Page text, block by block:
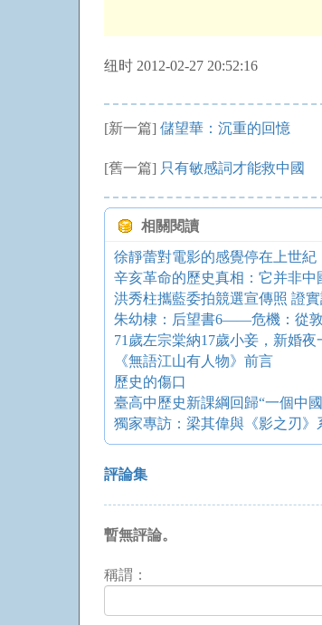
纽时 2012-02-27 20:52:16
[新一篇] 儲望華：沉重的回憶
[舊一篇] 只有敏感詞才能救中國
相關閱讀
徐靜蕾對電影的感覺停在上世紀
辛亥革命的歷史真相：它并非中
洪秀柱攜藍委拍競選宣傳照 證
朱幼棣：后望書6——危機：從
71歲左宗棠納17歲小妾，新婚
《無語江山有人物》前言
歷史的傷口
臺高中歷史新課綱回歸“一個中
獨家專訪：梁其偉與《影之刃》
評論集
暫無評論。
稱謂：